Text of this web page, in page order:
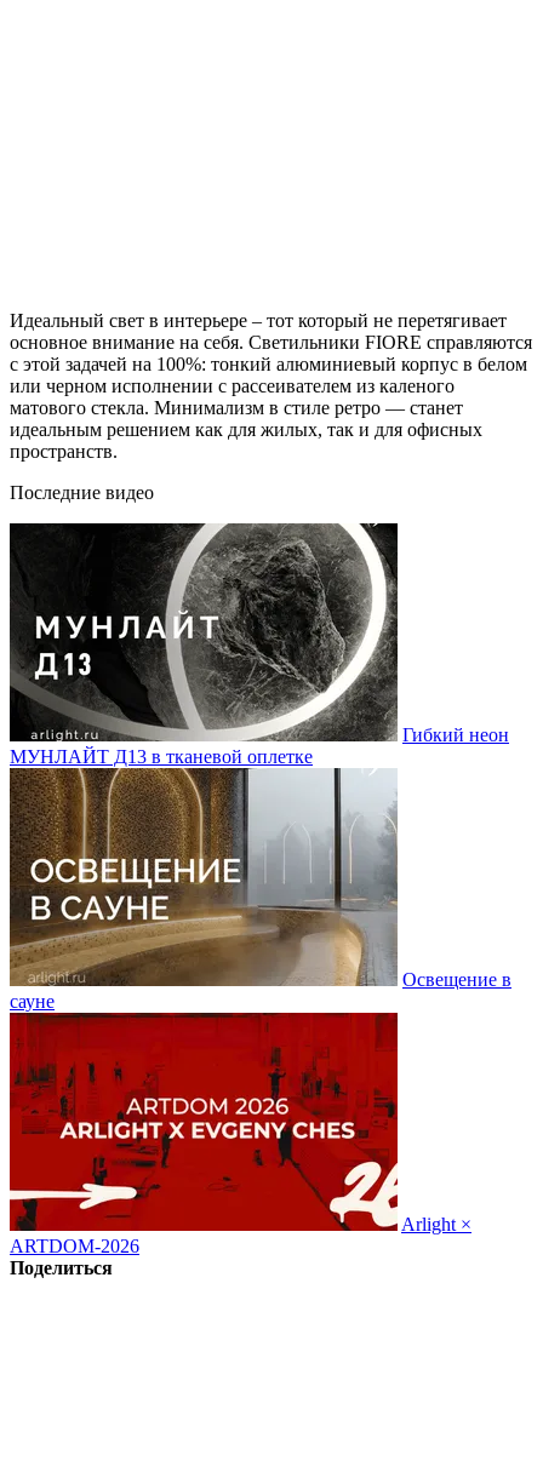
Идеальный свет в интерьере – тот который не перетягивает
основное внимание на себя. Светильники FIORE справляются
с этой задачей на 100%: тонкий алюминиевый корпус в белом
или черном исполнении с рассеивателем из каленого
матового стекла. Минимализм в стиле ретро — станет
идеальным решением как для жилых, так и для офисных
пространств.
Последние видео
Гибкий неон
МУНЛАЙТ Д13 в тканевой оплетке
Освещение в
сауне
Arlight ×
ARTDOM-2026
Поделиться